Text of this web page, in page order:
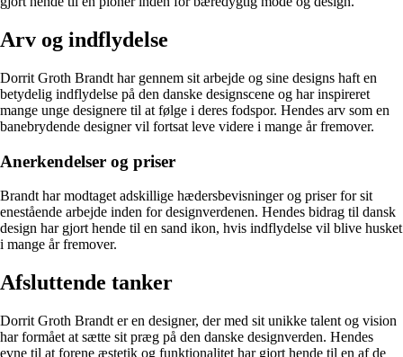
Arv og indflydelse
Dorrit Groth Brandt har gennem sit arbejde og sine designs haft en
betydelig indflydelse på den danske designscene og har inspireret
mange unge designere til at følge i deres fodspor. Hendes arv som en
banebrydende designer vil fortsat leve videre i mange år fremover.
Anerkendelser og priser
Brandt har modtaget adskillige hædersbevisninger og priser for sit
enestående arbejde inden for designverdenen. Hendes bidrag til dansk
design har gjort hende til en sand ikon, hvis indflydelse vil blive husket
i mange år fremover.
Afsluttende tanker
Dorrit Groth Brandt er en designer, der med sit unikke talent og vision
har formået at sætte sit præg på den danske designverden. Hendes
evne til at forene æstetik og funktionalitet har gjort hende til en af de